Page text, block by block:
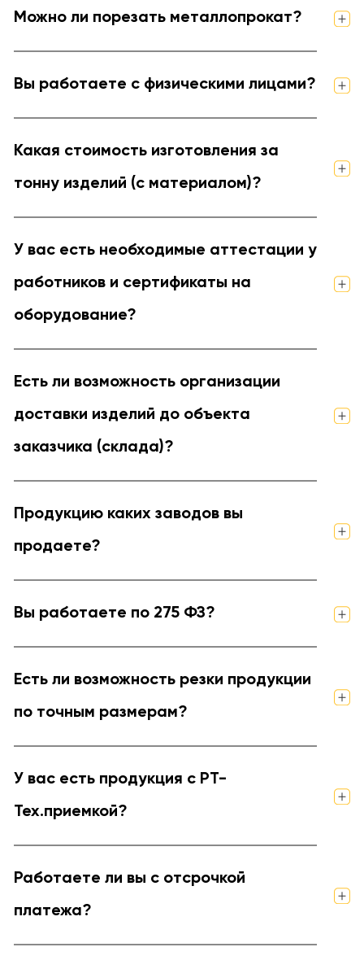
Можно ли порезать металлопрокат?
Вы работаете с физическими лицами?
Какая стоимость изготовления за
тонну изделий (с материалом)?
У вас есть необходимые аттестации у
работников и сертификаты на
оборудование?
Есть ли возможность организации
доставки изделий до объекта
заказчика (склада)?
Продукцию каких заводов вы
продаете?
Вы работаете по 275 ФЗ?
Есть ли возможность резки продукции
по точным размерам?
У вас есть продукция с РТ-
Тех.приемкой?
Работаете ли вы с отсрочкой
платежа?